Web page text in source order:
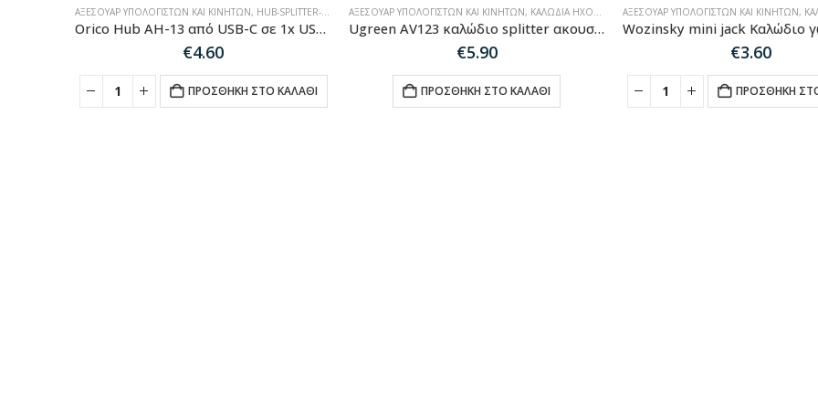
ΑΞΕΣΟΥΆΡ ΥΠΟΛΟΓΙΣΤΏΝ ΚΑΙ ΚΙΝΗΤΏΝ, HUB-SPLITTER-ADAPTER
Orico Hub AH-13 από USB-C σε 1x USB-A 3.0 + 3x USB-A 2.0 – γκρι
€4.60
ΠΡΟΣΘΉΚΗ ΣΤΟ ΚΑΛΆΘΙ
ΑΞΕΣΟΥΆΡ ΥΠΟΛΟΓΙΣΤΏΝ ΚΑΙ ΚΙΝΗΤΏΝ, ΚΑΛΏΔΙΑ ΉΧΟΥ-HDMI-ΔΙΚΤΎΟΥ
Ugreen AV123 καλώδιο splitter ακουστικών από 3,5 mm minijack (αρσενικό) – 2x 3,5 mm minijack (θηλυκό) – 20cm μαύρο (10523)
€5.90
ΠΡΟΣΘΉΚΗ ΣΤΟ ΚΑΛΆΘΙ
ΑΞΕΣΟΥΆΡ ΥΠΟΛΟΓΙΣΤΏΝ ΚΑΙ ΚΙΝΗΤΏΝ,
€3.60
ΠΡΟΣΘΉΚΗ